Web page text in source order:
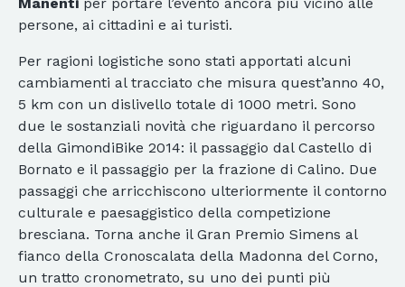
persone, ai cittadini e ai turisti.
Per ragioni logistiche sono stati apportati alcuni
cambiamenti al tracciato che misura quest’anno 40,
5 km con un dislivello totale di 1000 metri. Sono
due le sostanziali novità che riguardano il percorso
della GimondiBike 2014: il passaggio dal Castello di
Bornato e il passaggio per la frazione di Calino. Due
passaggi che arricchiscono ulteriormente il contorno
culturale e paesaggistico della competizione
bresciana. Torna anche il Gran Premio Simens al
fianco della Cronoscalata della Madonna del Corno,
un tratto cronometrato, su uno dei punti più